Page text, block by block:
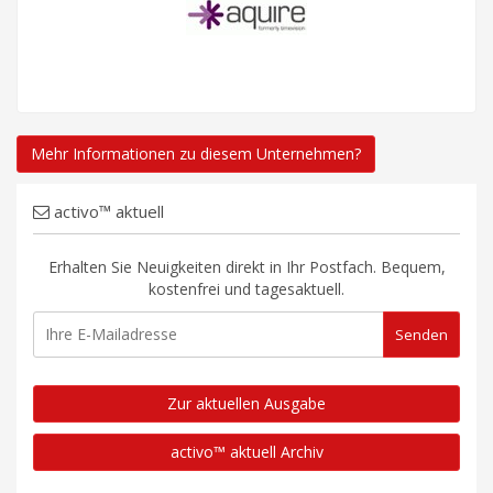
Mehr Informationen zu diesem Unternehmen?
activo™ aktuell
Erhalten Sie Neuigkeiten direkt in Ihr Postfach. Bequem,
kostenfrei und tagesaktuell.
Zur aktuellen Ausgabe
activo™ aktuell Archiv